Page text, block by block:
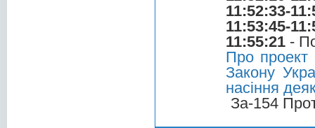
11:52:33-
11:53:45-
11:55:21 -
Про проект
Закону
насіння
За-154